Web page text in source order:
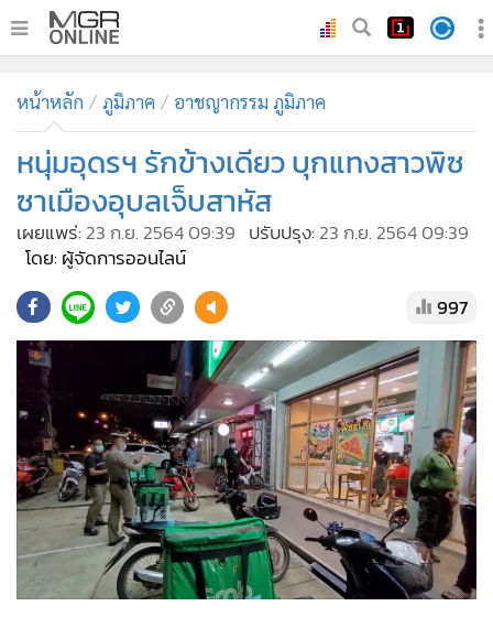
ทันเหตุการณ์
• ภาคใต้
ภูมิภาค
Online Section
บันเทิง
• ผู้จัดการรายวัน
• คอลัมนิสต์
ละคร
CbizReview
•
Cyber BIZ
• ผู้จัดกวน
• Good health & Well-being
Green Innovation & SD
• Management & HR
• MGR Live
หน้าหลัก ภูมิภาค อาชญากรรม ภูมิภาค
หนุ่มอุดรฯ รักข้างเดียว บุกแทงสาวพิซ
ซาเมืองอุบลเจ็บสาหัส
เผยแพร่: 23 ก.ย. 2564 09:39 ปรับปรุง: 23 ก.ย. 2564 09:39
โดย: ผู้จัดการออนไลน์
997